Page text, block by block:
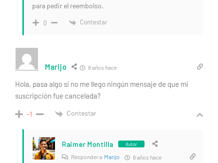
para pedir el reembolso.
0 Contestar
Marijo 8 años hace
Hola, pasa algo si no me llego ningún mensaje de que mi
suscripción fue cancelada?
-1 Contestar
Raimer Montilla Autor
Responder a Marijo 8 años hace